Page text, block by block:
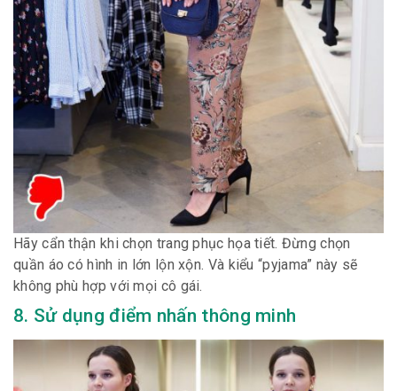
Hãy cẩn thận khi chọn trang phục họa tiết. Đừng chọn
quần áo có hình in lớn lộn xộn. Và kiểu “pyjama” này sẽ
không phù hợp với mọi cô gái.
8. Sử dụng điểm nhấn thông minh